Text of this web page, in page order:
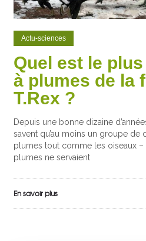
Actu-sciences
Quel est le
à plumes de la
T.Rex ?
Depuis une bonne dizaine
savent qu’au moins un groupe de
plumes tout comme les oiseaux –
plumes ne servaient
En savoir plus